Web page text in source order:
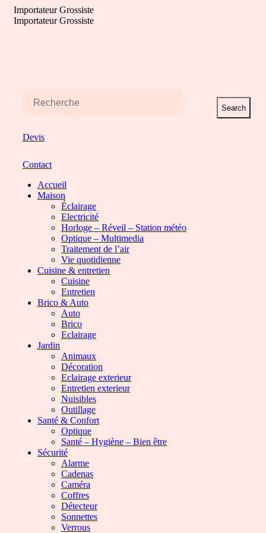
Aller
Importateur Grossiste
Importateur Grossiste
Search
Devis
Contact
Accueil
Maison
Éclairage
Electricité
Horloge – Réveil – Station météo
Optique – Multimedia
Traitement de l’air
Vie quotidienne
Cuisine & entretien
Cuisine
Entretien
Brico & Auto
Auto
Brico
Eclairage
Jardin
Animaux
Décoration
Eclairage exterieur
Entretien exterieur
Nuisibles
Outillage
Santé & Confort
Optique
Santé – Hygiène – Bien être
Sécurité
Alarme
Cadenas
Caméra
Coffres
Détecteur
Sonnettes
Verrous